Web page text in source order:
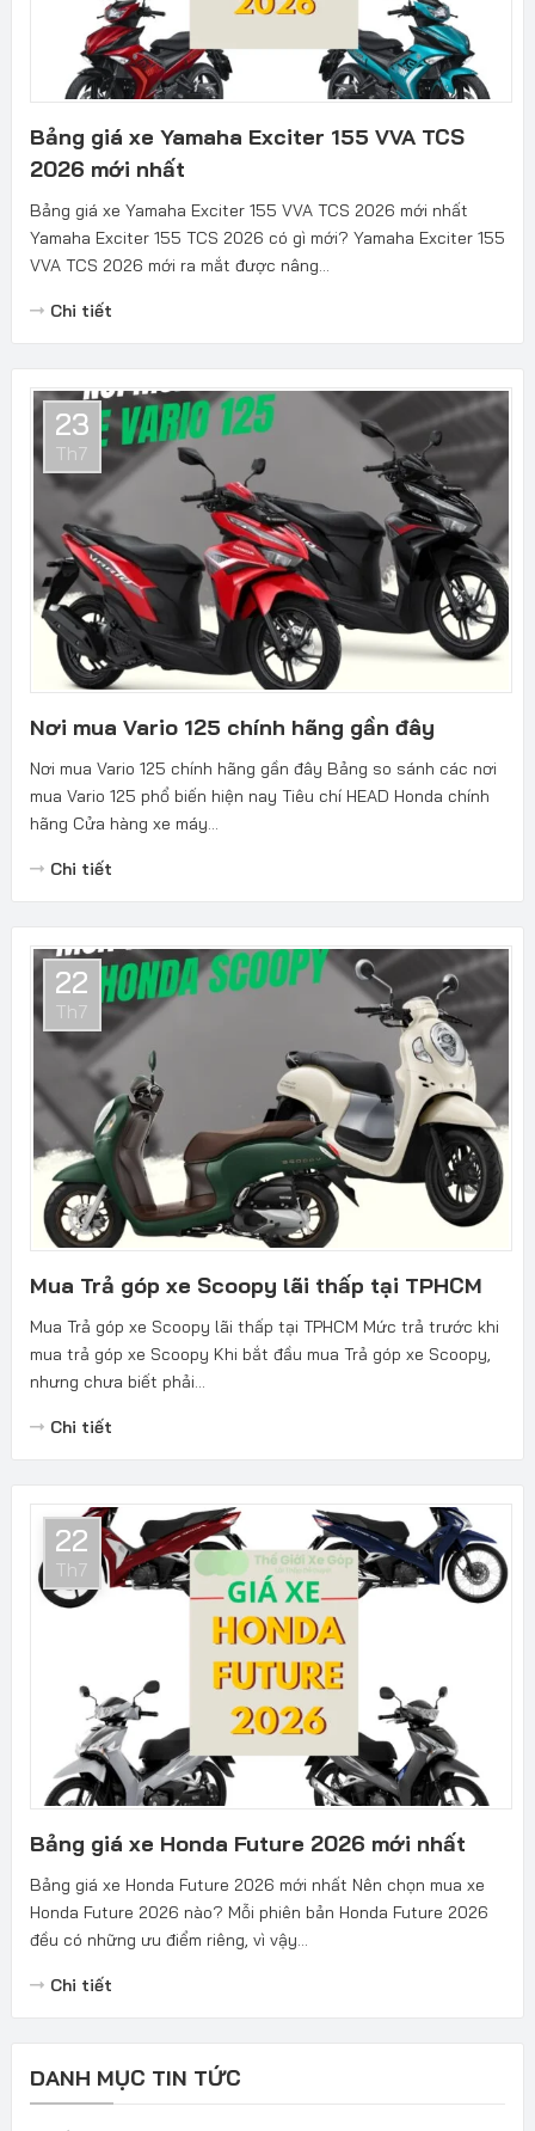
Bảng giá xe Yamaha Exciter 155 VVA TCS
2026 mới nhất
Bảng giá xe Yamaha Exciter 155 VVA TCS 2026 mới nhất
Yamaha Exciter 155 TCS 2026 có gì mới? Yamaha Exciter 155
VVA TCS 2026 mới ra mắt được nâng...
Chi tiết
23
Th7
Nơi mua Vario 125 chính hãng gần đây
Nơi mua Vario 125 chính hãng gần đây Bảng so sánh các nơi
mua Vario 125 phổ biến hiện nay Tiêu chí HEAD Honda chính
hãng Cửa hàng xe máy...
Chi tiết
22
Th7
Mua Trả góp xe Scoopy lãi thấp tại TPHCM
Mua Trả góp xe Scoopy lãi thấp tại TPHCM Mức trả trước khi
mua trả góp xe Scoopy Khi bắt đầu mua Trả góp xe Scoopy,
nhưng chưa biết phải...
Chi tiết
22
Th7
Bảng giá xe Honda Future 2026 mới nhất
Bảng giá xe Honda Future 2026 mới nhất Nên chọn mua xe
Honda Future 2026 nào? Mỗi phiên bản Honda Future 2026
đều có những ưu điểm riêng, vì vậy...
Chi tiết
DANH MỤC TIN TỨC